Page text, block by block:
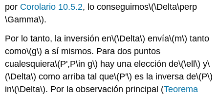
por Corolario 10.5.2, lo conseguimos\(\Delta\perp
\Gamma\).
Por lo tanto, la inversión en\(\Delta\) envía\(m\) tanto
como\(g\) a sí mismos. Para dos puntos
cualesquiera\(P',P\in g\) hay una elección de\(\ell\) y\
(\Delta\) como arriba tal que\(P'\) es la inversa de\(P\)
in\(\Delta\). Por la observación principal (Teorema